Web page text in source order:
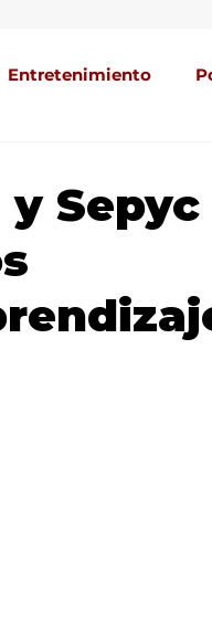
Entretenimiento
Sepyc